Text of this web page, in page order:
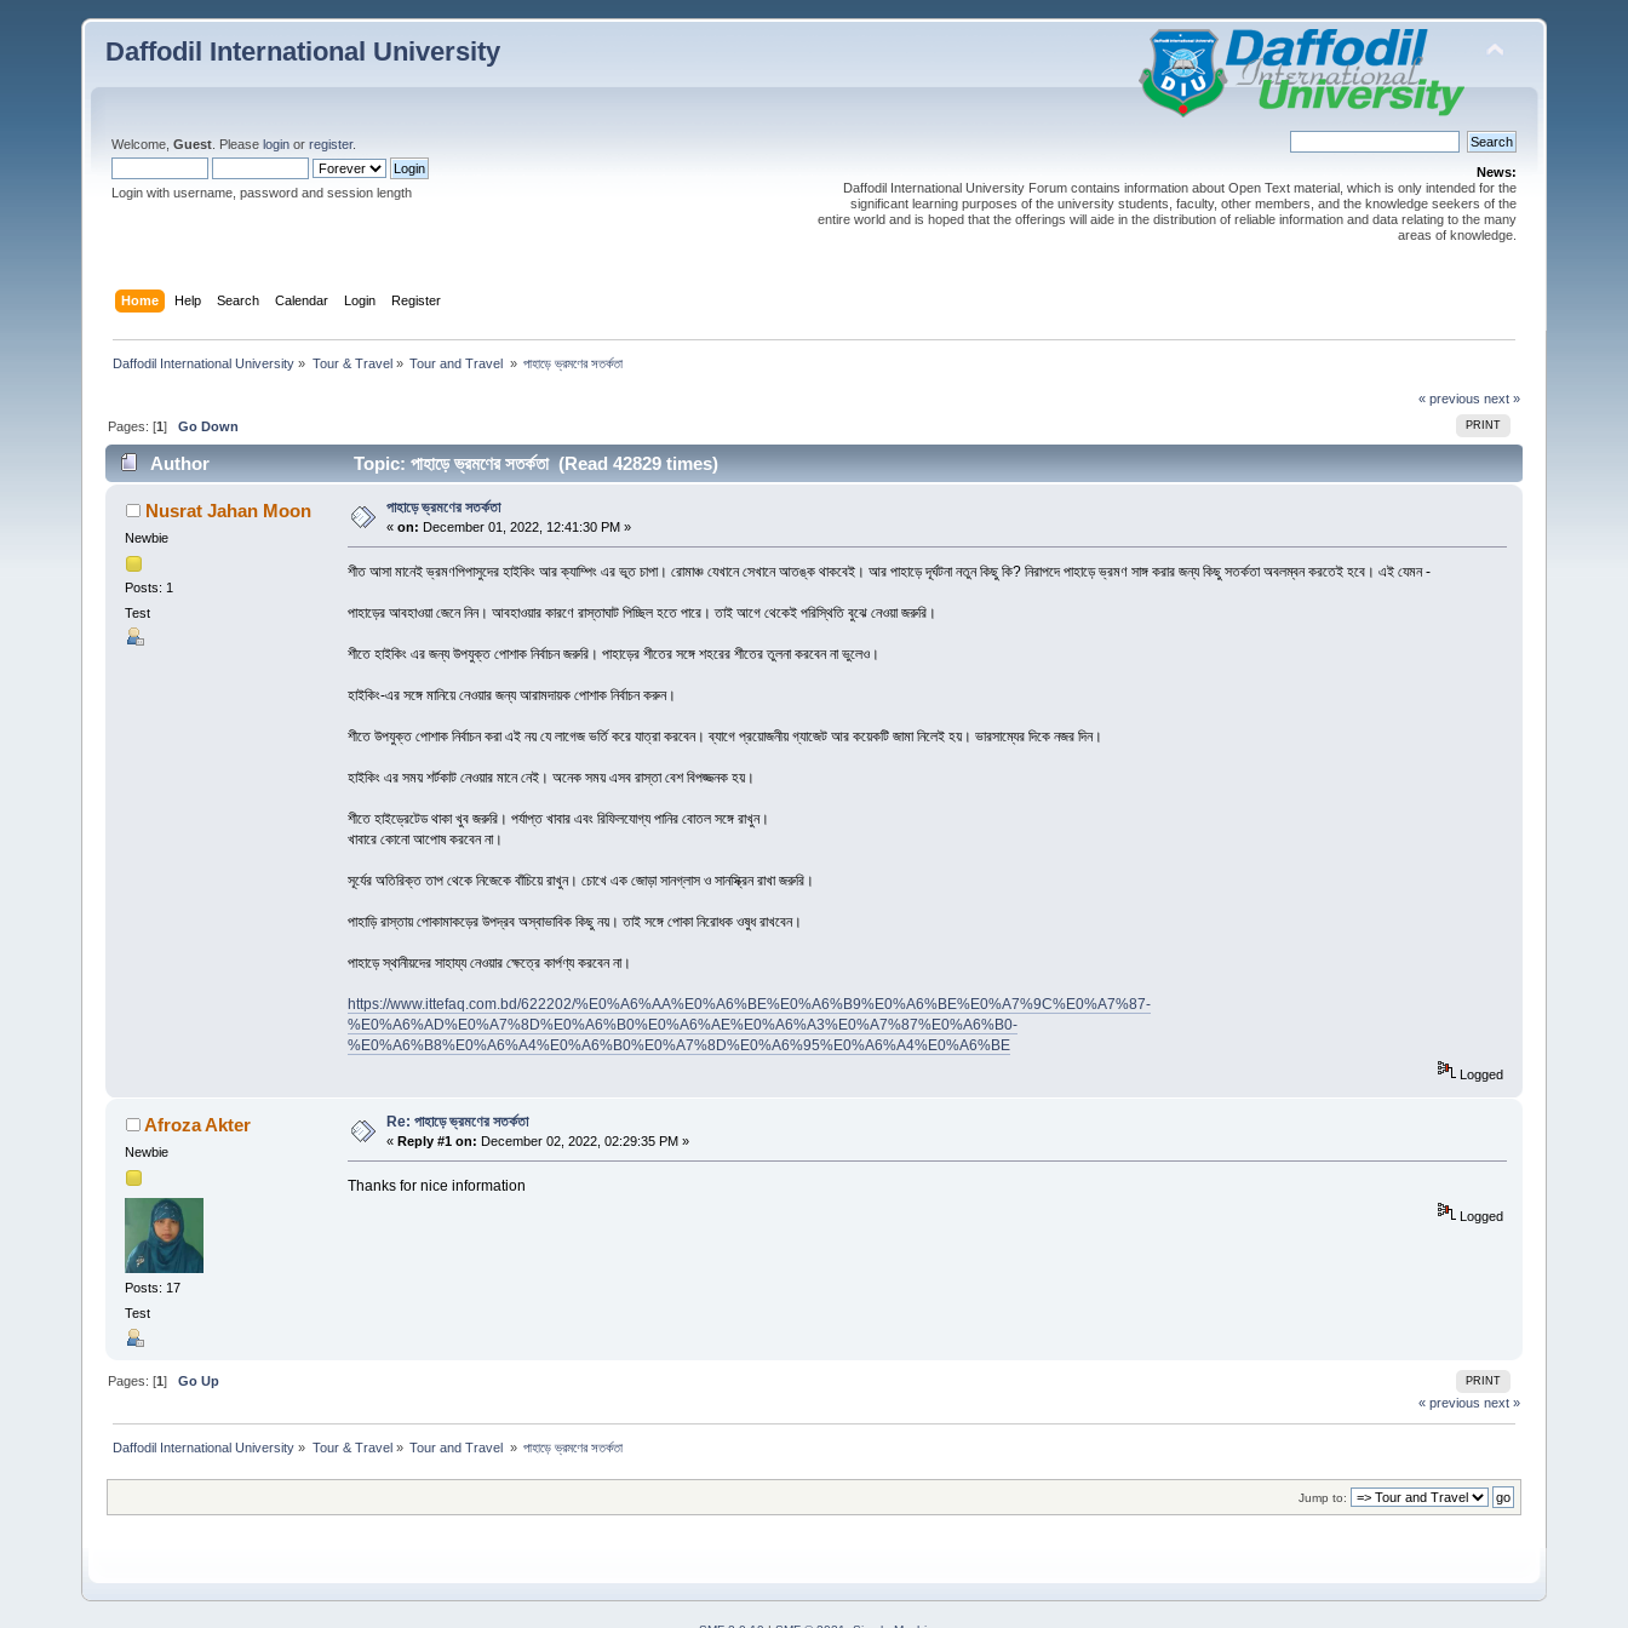
Daffodil International University
Welcome,Guest . Pleaselogin orregister.
Login with username, password and session length
News:
Daffodil International University Forum contains information about Open Text material, which is only intended for the
significant learning purposes of the university students, faculty, other members, and the knowledge seekers of the
entire world and is hoped that the offerings will aide in the distribution of reliable information and data relating to the many
areas of knowledge.
Home Help Search Calendar Login Register
Daffodil International University » Tour & Travel» Tour and Travel » পাহাড়ে ভ্রমণের সতর্কতা
« previous next »
PRINT
Pages: [1]Go Down
Author Topic: পাহাড়ে ভ্রমণের সতর্কতা (Read 42829 times)
Nusrat Jahan Moon
Newbie
Posts: 1
Test
পাহাড়ে ভ্রমণের সতর্কতা
«on: December 01, 2022, 12:41:30 PM »
শীত আসা মানেই ভ্রমণপিপাসুদের হাইকিং আর ক্যাম্পিং এর ভূত চাপা। রোমাঞ্চ যেখানে সেখানে আতঙ্ক থাকবেই। আর পাহাড়ে দূর্ঘটনা নতুন কিছু কি? নিরাপদে পাহাড়ে ভ্রমণ সাঙ্গ করার জন্য কিছু সতর্কতা অবলম্বন করতেই হবে। এই যেমন -
পাহাড়ের আবহাওয়া জেনে নিন। আবহাওয়ার কারণে রাস্তাঘাট পিচ্ছিল হতে পারে। তাই আগে থেকেই পরিস্থিতি বুঝে নেওয়া জরুরি।
শীতে হাইকিং এর জন্য উপযুক্ত পোশাক নির্বাচন জরুরি। পাহাড়ের শীতের সঙ্গে শহরের শীতের তুলনা করবেন না ভুলেও।
হাইকিং-এর সঙ্গে মানিয়ে নেওয়ার জন্য আরামদায়ক পোশাক নির্বাচন করুন।
শীতে উপযুক্ত পোশাক নির্বাচন করা এই নয় যে লাগেজ ভর্তি করে যাত্রা করবেন। ব্যাগে প্রয়োজনীয় গ্যাজেট আর কয়েকটি জামা নিলেই হয়। ভারসাম্যের দিকে নজর দিন।
হাইকিং এর সময় শর্টকাট নেওয়ার মানে নেই। অনেক সময় এসব রাস্তা বেশ বিপজ্জনক হয়।
শীতে হাইড্রেটেড থাকা খুব জরুরি। পর্যাপ্ত খাবার এবং রিফিলযোগ্য পানির বোতল সঙ্গে রাখুন।
খাবারে কোনো আপোষ করবেন না।
সূর্যের অতিরিক্ত তাপ থেকে নিজেকে বাঁচিয়ে রাখুন। চোখে এক জোড়া সানগ্লাস ও সানস্ক্রিন রাখা জরুরি।
পাহাড়ি রাস্তায় পোকামাকড়ের উপদ্রব অস্বাভাবিক কিছু নয়। তাই সঙ্গে পোকা নিরোধক ওষুধ রাখবেন।
পাহাড়ে স্থানীয়দের সাহায্য নেওয়ার ক্ষেত্রে কার্পণ্য করবেন না।
https://www.ittefaq.com.bd/622202/%E0%A6%AA%E0%A6%BE%E0%A6%B9%E0%A6%BE%E0%A7%9C%E0%A7%87-
%E0%A6%AD%E0%A7%8D%E0%A6%B0%E0%A6%AE%E0%A6%A3%E0%A7%87%E0%A6%B0-
%E0%A6%B8%E0%A6%A4%E0%A6%B0%E0%A7%8D%E0%A6%95%E0%A6%A4%E0%A6%BE
Logged
Afroza Akter
Newbie
Posts: 17
Test
Re: পাহাড়ে ভ্রমণের সতর্কতা
« Reply #1 on: December 02, 2022, 02:29:35 PM »
Thanks for nice information
Logged
PRINT
Pages: [1]Go Up
« previous next »
Daffodil International University » Tour & Travel » Tour and Travel » পাহাড়ে ভ্রমণের সতর্কতা
Jump to: